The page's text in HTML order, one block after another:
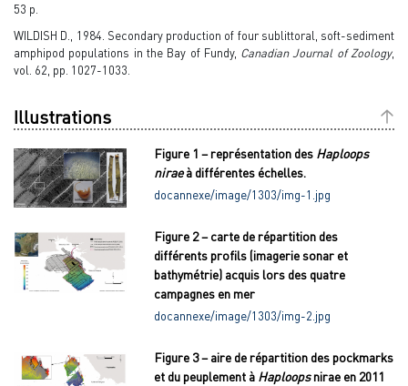
53 p.
WILDISH D., 1984. Secondary production of four sublittoral, soft-sediment
amphipod populations in the Bay of Fundy, Canadian Journal of Zoology,
vol. 62, pp. 1027-1033.
Illustrations
Figure 1 – représentation des Haploops
niraeà différentes échelles.
docannexe/image/1303/img-1.jpg
Figure 2 – carte de répartition des
différents profils (imagerie sonar et
bathymétrie) acquis lors des quatre
campagnes en mer
docannexe/image/1303/img-2.jpg
Figure 3 – aire de répartition des pockmarks
et du peuplement à Haploopsnirae en 2011